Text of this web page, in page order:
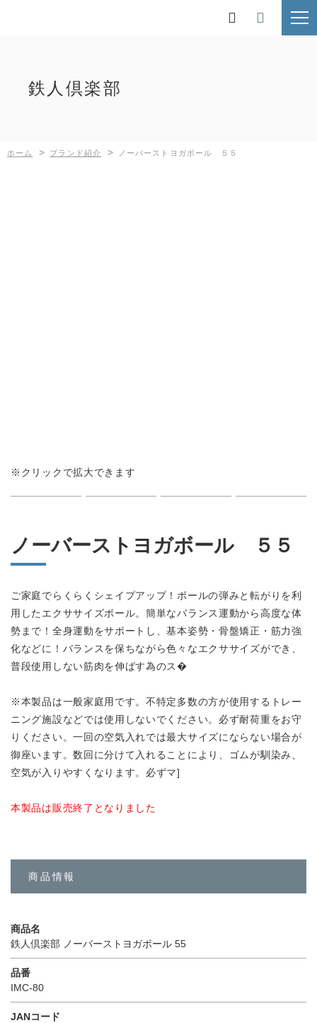
ブランド紹介
修理依頼・製品問い合わせ
tel.0256-33-0532
鉄人倶楽部
ホーム > ブランド紹介 > ノーバーストヨガボール ５５
※クリックで拡大できます
ノーバーストヨガボール ５５
ご家庭でらくらくシェイプアップ！ボールの弾みと転がりを利
用したエクササイズボール。簡単なバランス運動から高度な体
勢まで！全身運動をサポートし、基本姿勢・骨盤矯正・筋力強
化などに！バランスを保ちながら色々なエクササイズができ、
普段使用しない筋肉を伸ばす為のス�
※本製品は一般家庭用です。不特定多数の方が使用するトレー
ニング施設などでは使用しないでください。必ず耐荷重をお守
りください。一回の空気入れでは最大サイズにならない場合が
御座います。数回に分けて入れることにより、ゴムが馴染み、
空気が入りやすくなります。必ずマ]
本製品は販売終了となりました
商品情報
商品名
鉄人倶楽部 ノーバーストヨガボール 55
品番
IMC-80
JANコード